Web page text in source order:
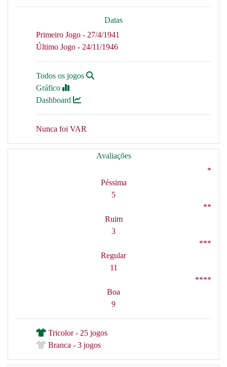
Datas
Primeiro Jogo - 27/4/1941
Último Jogo - 24/11/1946
Todos os jogos
Gráfico
Dashboard
Nunca foi VAR
Avaliações
*
Péssima
5
**
Ruim
3
***
Regular
11
****
Boa
9
Tricolor - 25 jogos
Branca - 3 jogos